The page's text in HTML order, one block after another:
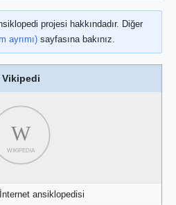
projesi hakkındadır. Diğer
ayrımı) sayfasına bakınız.
Vikipedi
W
WIKIPEDIA
İnternet ansiklopedisi